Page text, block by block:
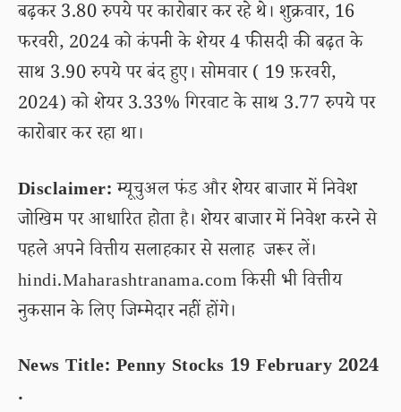
बढ़कर 3.80 रुपये पर कारोबार कर रहे थे। शुक्रवार, 16
फरवरी, 2024 को कंपनी के शेयर 4 फीसदी की बढ़त के
साथ 3.90 रुपये पर बंद हुए। सोमवार ( 19 फ़रवरी,
2024) को शेयर 3.33% गिरवाट के साथ 3.77 रुपये पर
कारोबार कर रहा था।
Disclaimer:म्यूचुअल फंड और शेयर बाजार में निवेश
जोखिम पर आधारित होता है। शेयर बाजार में निवेश करने से
पहले अपने वित्तीय सलाहकार से सलाह जरूर लें।
hindi.Maharashtranama.com किसी भी वित्तीय
नुकसान के लिए जिम्मेदार नहीं होंगे।
News Title: Penny Stocks 19 February 2024
.